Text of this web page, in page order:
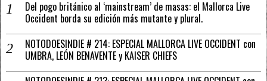
Del pogo británico al ‘mainstream’ de masas: el Mallorca Live
Occident borda su edición más mutante y plural.
NOTODOESINDIE # 214: ESPECIAL MALLORCA LIVE OCCIDENT con
UMBRA, LEÓN BENAVENTE y KAISER CHIEFS